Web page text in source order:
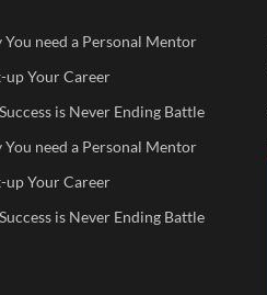
You need a Personal Mentor
up Your Career
is Never Ending Battle
You need a Personal Mentor
up Your Career
is Never Ending Battle